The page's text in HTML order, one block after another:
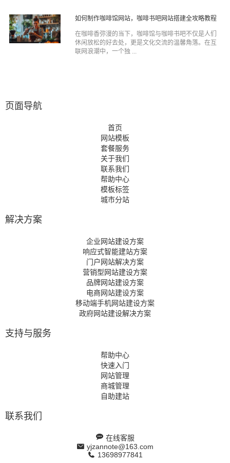
如何制作咖啡馆网站，咖啡书吧网站搭建全攻略教程
在咖啡香弥漫的当下，咖啡馆与咖啡书吧不仅是人们
休闲放松的好去处，更是文化交流的温馨角落。在互
联网浪潮中，一个独 ...
页面导航
首页
网站模板
套餐服务
关于我们
联系我们
帮助中心
模板标签
城市分站
解决方案
企业网站建设方案
响应式智能建站方案
门户网站解决方案
营销型网站建设方案
品牌网站建设方案
电商网站建设方案
移动端手机网站建设方案
政府网站建设解决方案
支持与服务
帮助中心
快速入门
网站管理
商城管理
自助建站
联系我们
在线客服
yjzannote@163.com
13698977841